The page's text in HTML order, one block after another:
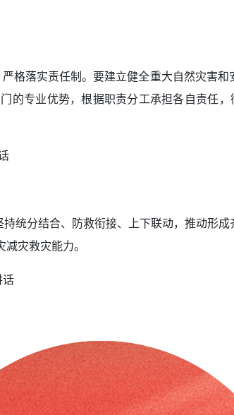
落实责任制。要建立健全重大自然灾害
专业优势，根据职责分工承担各自责任
分结合、防救衔接、上下联动，推动形
灾救灾能力。